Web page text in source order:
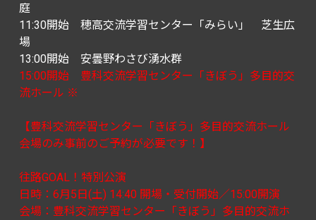
庭
11:30開始 穂高交流学習センター「みらい」 芝生広
場
13:00開始 安曇野わさび湧水群
15:00開始 豊科交流学習センター「きぼう」多目的交
流ホール ※
【豊科交流学習センター「きぼう」多目的交流ホール
会場のみ事前のご予約が必要です！】
往路GOAL！特別公演
日時：6月5日(土) 14:40 開場・受付開始／15:00開演
会場：豊科交流学習センター「きぼう」多目的交流ホ